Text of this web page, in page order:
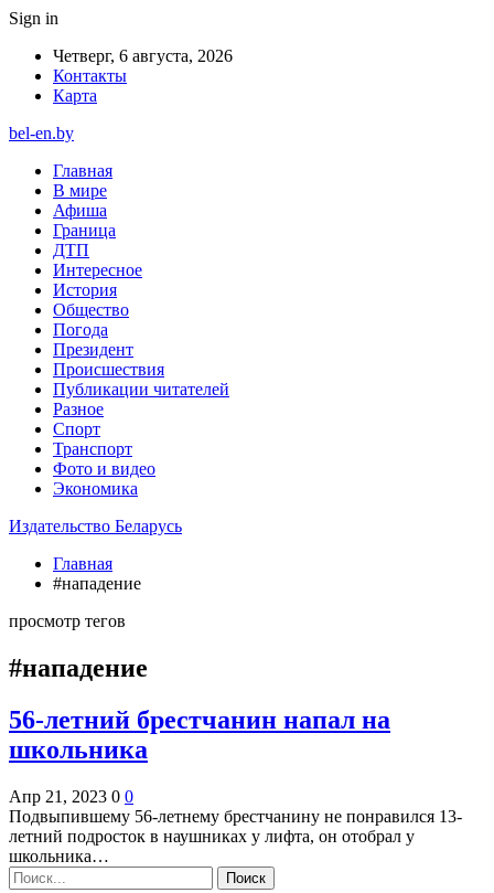
Sign in
Четверг, 6 августа, 2026
Контакты
Карта
bel-en.by
Главная
В мире
Афиша
Граница
ДТП
Интересное
История
Общество
Погода
Президент
Происшествия
Публикации читателей
Разное
Спорт
Транспорт
Фото и видео
Экономика
Издательство Беларусь
Главная
#нападение
просмотр тегов
#нападение
56-летний брестчанин напал на
школьника
Апр 21, 2023 0 0
Подвыпившему 56-летнему брестчанину не понравился 13-
летний подросток в наушниках у лифта, он отобрал у
школьника…